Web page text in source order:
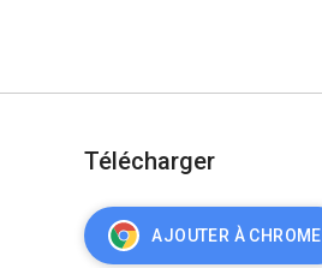
Télécharger
AJOUTER À CHROME